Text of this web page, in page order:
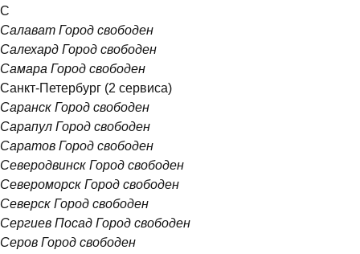
С
Салават Город свободен
Салехард Город свободен
Самара Город свободен
Санкт-Петербург (2 сервиса)
Саранск Город свободен
Сарапул Город свободен
Саратов Город свободен
Северодвинск Город свободен
Североморск Город свободен
Северск Город свободен
Сергиев Посад Город свободен
Серов Город свободен